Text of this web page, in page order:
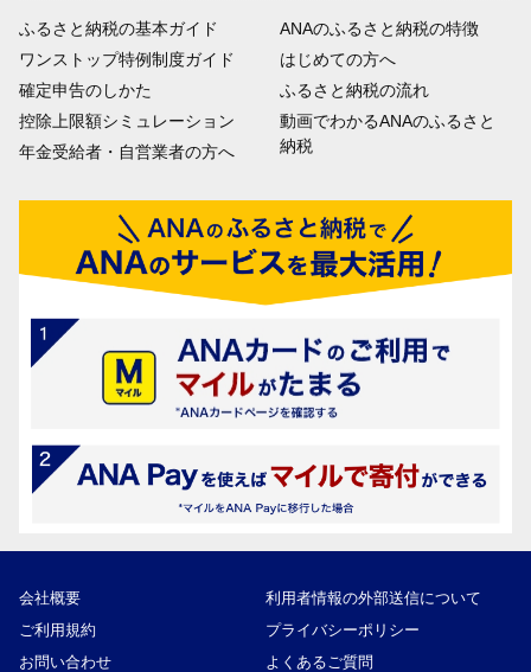
ふるさと納税の基本ガイド
ワンストップ特例制度ガイド
確定申告のしかた
控除上限額シミュレーション
年金受給者・自営業者の方へ
ANAのふるさと納税の特徴
はじめての方へ
ふるさと納税の流れ
動画でわかるANAのふるさと
納税
会社概要
利用者情報の外部送信について
ご利用規約
プライバシーポリシー
お問い合わせ
よくあるご質問